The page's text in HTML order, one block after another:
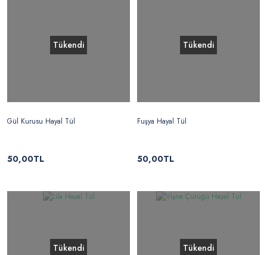
Tükendi
Gül Kurusu Hayal Tül
50,00TL
Tükendi
Fuşya Hayal Tül
50,00TL
Tükendi Tükendi